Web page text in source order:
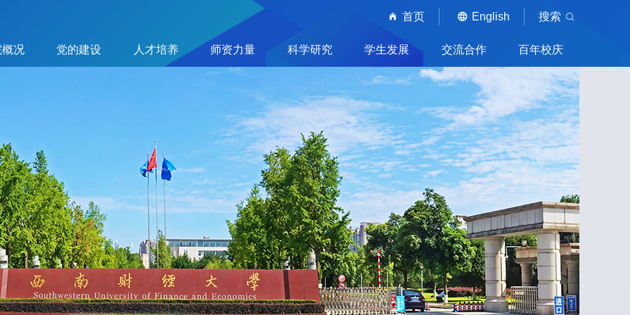
首页 English 搜索
况 党的建设 人才培养 师资力量 科学研究 学生发展 交流合作 百年校庆